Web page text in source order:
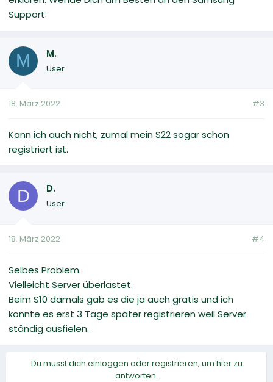
Support.
M M.
User
18. März 2022 #3
Kann ich auch nicht, zumal mein S22 sogar schon
registriert ist.
D D.
User
18. März 2022 #4
Selbes Problem.
Vielleicht Server überlastet.
Beim S10 damals gab es die ja auch gratis und ich
konnte es erst 3 Tage später registrieren weil Server
ständig ausfielen.
Du musst dich einloggen oder registrieren, um hier zu
antworten.